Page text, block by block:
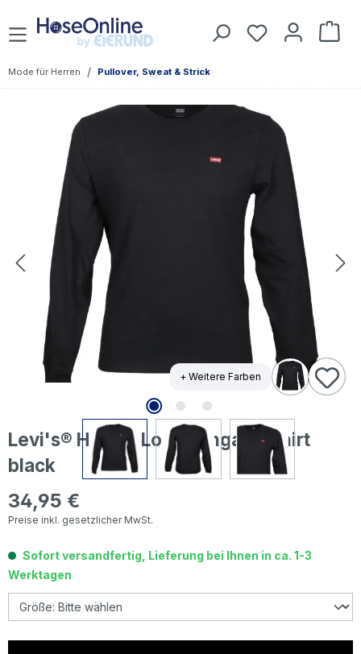
Zum Hauptinhalt springen Du hast 0
Mode für Herren / Pullover, Sweat & Strick
Bildergalerie überspringen
+ Weitere Farben
Levi's® Herren Logo Langarm Shirt
black
Regulärer Preis:
34,95 €
Preise inkl. gesetzlicher MwSt.
Sofort versandfertig, Lieferung bei Ihnen in ca. 1-3
Werktagen